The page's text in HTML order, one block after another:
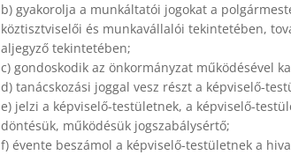
b) gyakorolja a munkáltatói jogokat a
köztisztviselői és munkavállalói tekintetében,
aljegyző tekintetében;
c) gondoskodik az önkormányzat működésével
d) tanácskozási joggal vesz részt a képviselő-
e) jelzi a képviselő-testületnek, a képviselő-
döntésük, működésük jogszabálysértő;
f) évente beszámol a képviselő-testületnek a